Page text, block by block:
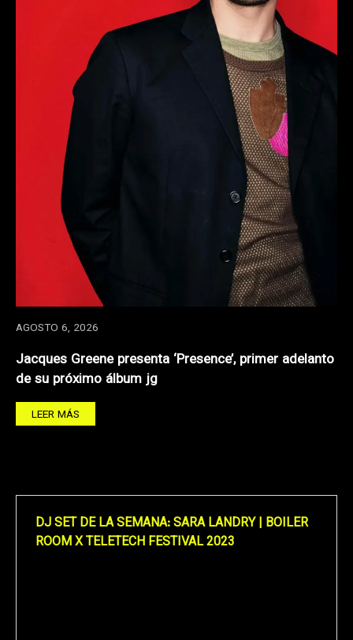
AGOSTO 6, 2026
Jacques Greene presenta ‘Presence’, primer adelanto
de su próximo álbum jg
LEER MÁS
DJ SET DE LA SEMANA: SARA LANDRY | BOILER
ROOM X TELETECH FESTIVAL 2023